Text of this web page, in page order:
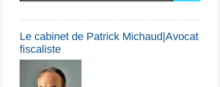
Le cabinet de Patrick Michaud|Avocat
fiscaliste